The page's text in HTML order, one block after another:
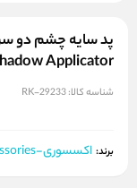
Applicator
شناسه کالا:RK-29233
برند: اکسسوری-Accessories